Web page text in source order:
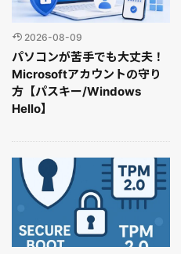
2026-08-09
パソコンが苦手でも大丈夫！
Microsoftアカウントの守り
方【パスキー/Windows
Hello】